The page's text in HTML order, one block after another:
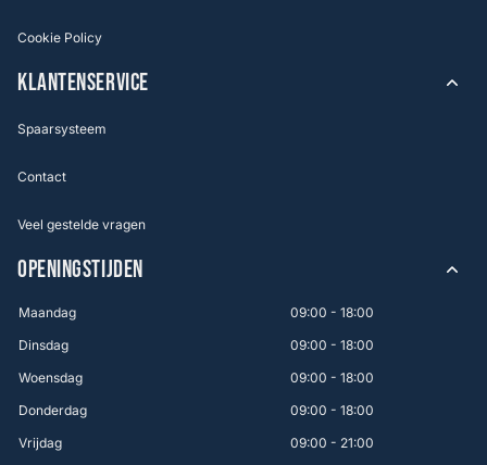
Cookie Policy
KLANTENSERVICE
Spaarsysteem
Contact
Veel gestelde vragen
OPENINGSTIJDEN
Maandag
09:00 - 18:00
Dinsdag
09:00 - 18:00
Woensdag
09:00 - 18:00
Donderdag
09:00 - 18:00
Vrijdag
09:00 - 21:00